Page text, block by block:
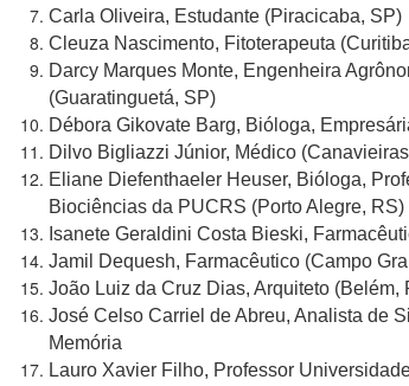
Carla Oliveira, Estudante (Piracicaba, SP)
Cleuza Nascimento, Fitoterapeuta
Darcy Marques Monte, Engenheira
(Guaratinguetá, SP)
Débora Gikovate Barg, Bióloga,
Dilvo Bigliazzi Júnior, Médico
Eliane Diefenthaeler Heuser, Bióloga,
Biociências da PUCRS (Porto Alegre, RS)
Isanete Geraldini Costa Bieski,
Jamil Dequesh, Farmacêutico (Campo
João Luiz da Cruz Dias, Arquiteto (Belém,
José Celso Carriel de Abreu, Analista de
Memória
Lauro Xavier Filho, Professor